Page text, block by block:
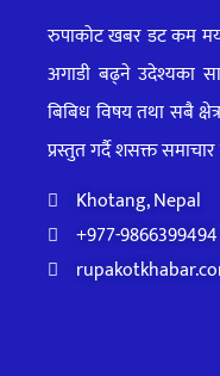
रुपाकोट खबर डट कम
अगाडी बढ्ने उदेश्यका
बिबिध विषय तथा सबै
प्रस्तुत गर्दै शसक्त
Khotang, Nepal
+977-9866399494